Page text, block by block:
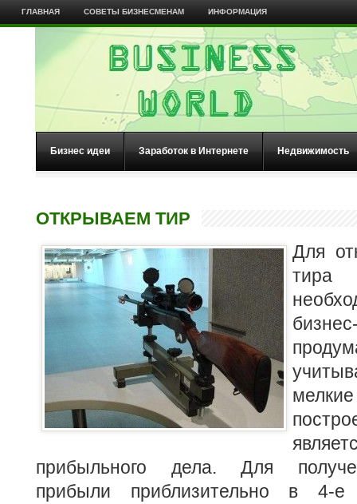
ГЛАВНАЯ СОВЕТЫ БИЗНЕСМЕНАМ ИНФОРМАЦИЯ
Бизнес идеи Заработок в Интернете Недвижимость
ОТКРЫВАЕМ ТИР
Для
тира
прибыльного дела. Для
прибыли приблизительно в 4-е